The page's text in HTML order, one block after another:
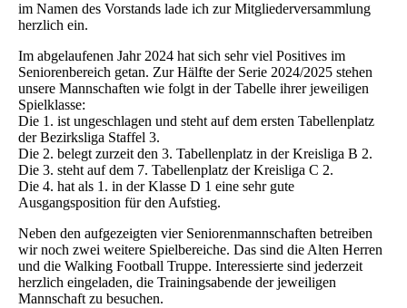
im Namen des Vorstands lade ich zur Mitgliederversammlung
herzlich ein.
Im abgelaufenen Jahr 2024 hat sich sehr viel Positives im
Seniorenbereich getan. Zur Hälfte der Serie 2024/2025 stehen
unsere Mannschaften wie folgt in der Tabelle ihrer jeweiligen
Spielklasse:
Die 1. ist ungeschlagen und steht auf dem ersten Tabellenplatz
der Bezirksliga Staffel 3.
Die 2. belegt zurzeit den 3. Tabellenplatz in der Kreisliga B 2.
Die 3. steht auf dem 7. Tabellenplatz der Kreisliga C 2.
Die 4. hat als 1. in der Klasse D 1 eine sehr gute
Ausgangsposition für den Aufstieg.
Neben den aufgezeigten vier Seniorenmannschaften betreiben
wir noch zwei weitere Spielbereiche. Das sind die Alten Herren
und die Walking Football Truppe. Interessierte sind jederzeit
herzlich eingeladen, die Trainingsabende der jeweiligen
Mannschaft zu besuchen.